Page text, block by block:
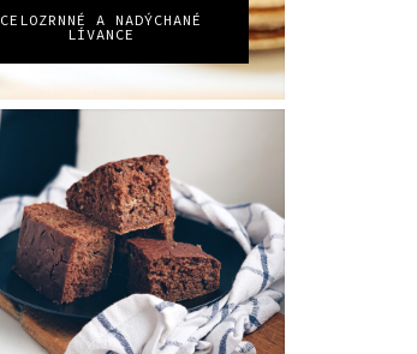
CELOZRNNÉ A NADÝCHANÉ
LÍVANCE